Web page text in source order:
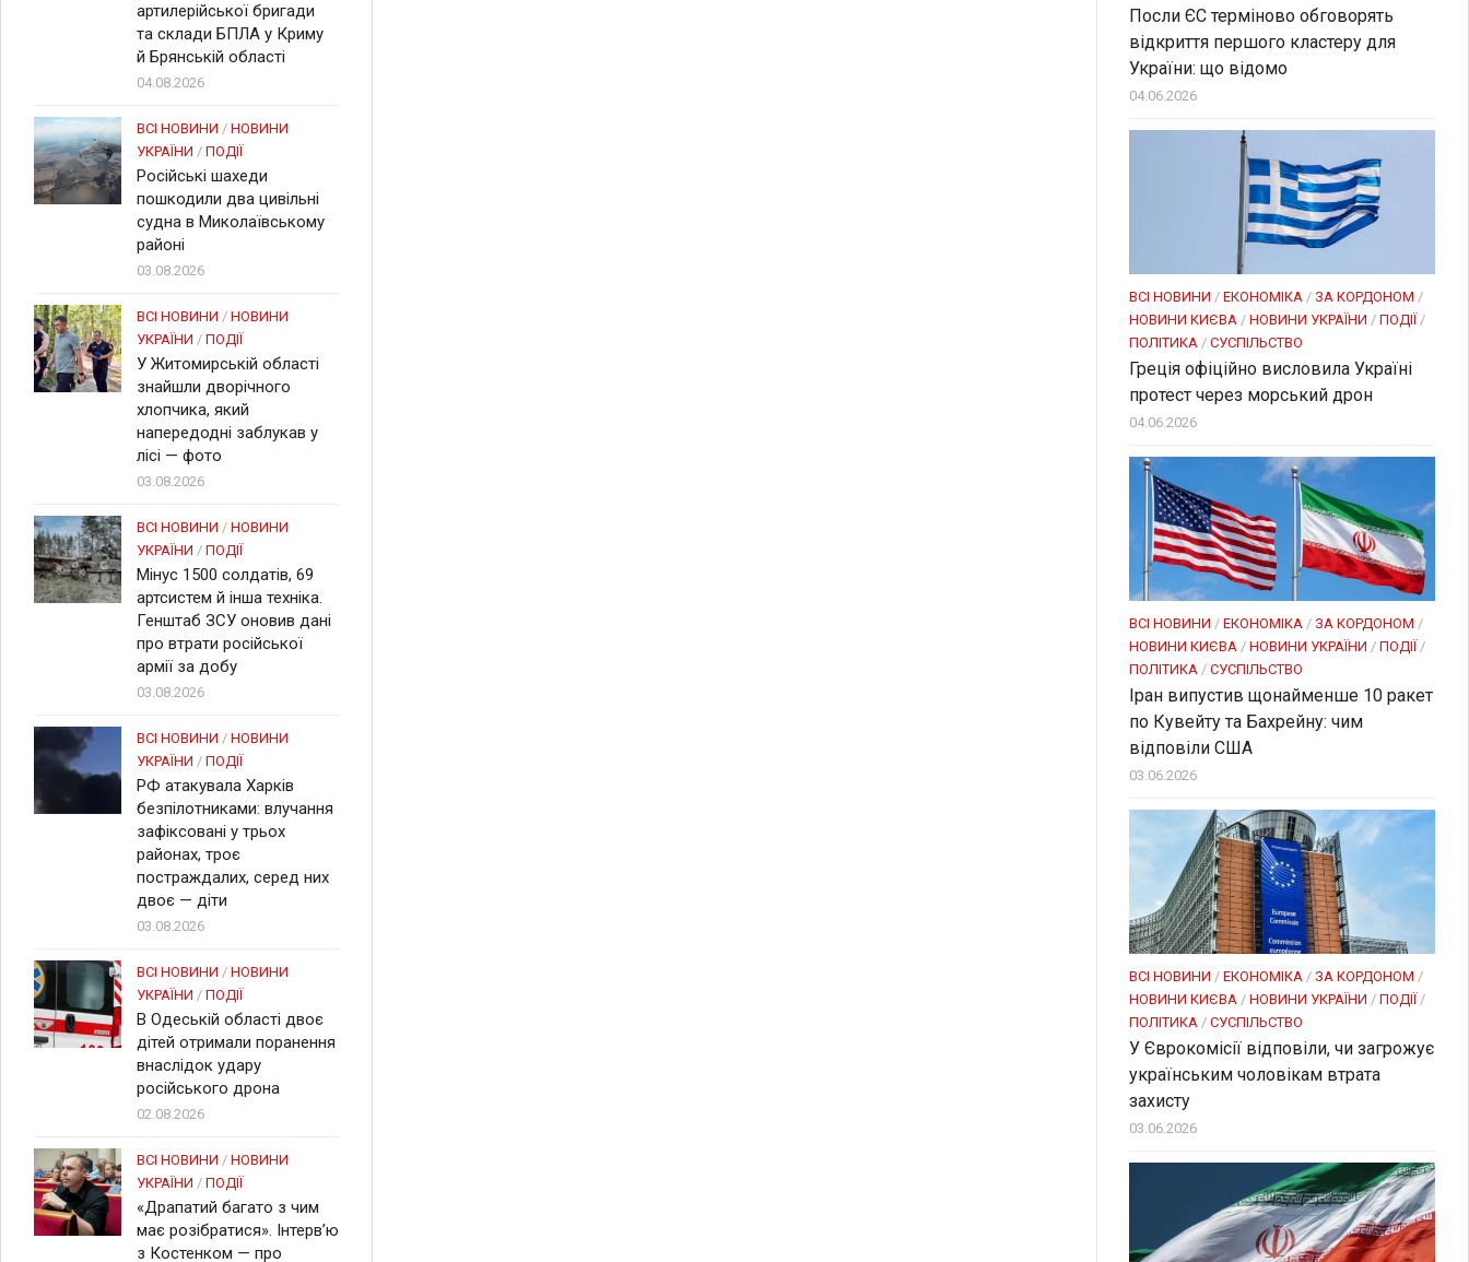
артилерійської бригади
та склади БПЛА у Криму
й Брянській області
04.08.2026
ВСІ НОВИНИ / НОВИНИ
УКРАЇНИ / ПОДІЇ
Російські шахеди
пошкодили два цивільні
судна в Миколаївському
районі
03.08.2026
ВСІ НОВИНИ / НОВИНИ
УКРАЇНИ / ПОДІЇ
У Житомирській області
знайшли дворічного
хлопчика, який
напередодні заблукав у
лісі — фото
03.08.2026
ВСІ НОВИНИ / НОВИНИ
УКРАЇНИ / ПОДІЇ
Мінус 1500 солдатів, 69
артсистем й інша техніка.
Генштаб ЗСУ оновив дані
про втрати російської
армії за добу
03.08.2026
ВСІ НОВИНИ / НОВИНИ
УКРАЇНИ / ПОДІЇ
РФ атакувала Харків
безпілотниками: влучання
зафіксовані у трьох
районах, троє
постраждалих, серед них
двоє — діти
03.08.2026
ВСІ НОВИНИ / НОВИНИ
УКРАЇНИ / ПОДІЇ
В Одеській області двоє
дітей отримали поранення
внаслідок удару
російського дрона
02.08.2026
ВСІ НОВИНИ / НОВИНИ
УКРАЇНИ / ПОДІЇ
«Драпатий багато з чим
має розібратися». Інтерв’ю
з Костенком — про
Посли ЄC терміново обговорять
відкриття першого кластеру для
України: що відомо
04.06.2026
ВСІ НОВИНИ / ЕКОНОМІКА / ЗА КОРДОНОМ /
НОВИНИ КИЄВА / НОВИНИ УКРАЇНИ / ПОДІЇ /
ПОЛІТИКА / СУСПІЛЬСТВО
Греція офіційно висловила Україні
протест через морський дрон
04.06.2026
ВСІ НОВИНИ / ЕКОНОМІКА / ЗА КОРДОНОМ /
НОВИНИ КИЄВА / НОВИНИ УКРАЇНИ / ПОДІЇ /
ПОЛІТИКА / СУСПІЛЬСТВО
Іран випустив щонайменше 10 ракет
по Кувейту та Бахрейну: чим
відповіли США
03.06.2026
ВСІ НОВИНИ / ЕКОНОМІКА / ЗА КОРДОНОМ /
НОВИНИ КИЄВА / НОВИНИ УКРАЇНИ / ПОДІЇ /
ПОЛІТИКА / СУСПІЛЬСТВО
У Єврокомісії відповіли, чи загрожує
українським чоловікам втрата
захисту
03.06.2026